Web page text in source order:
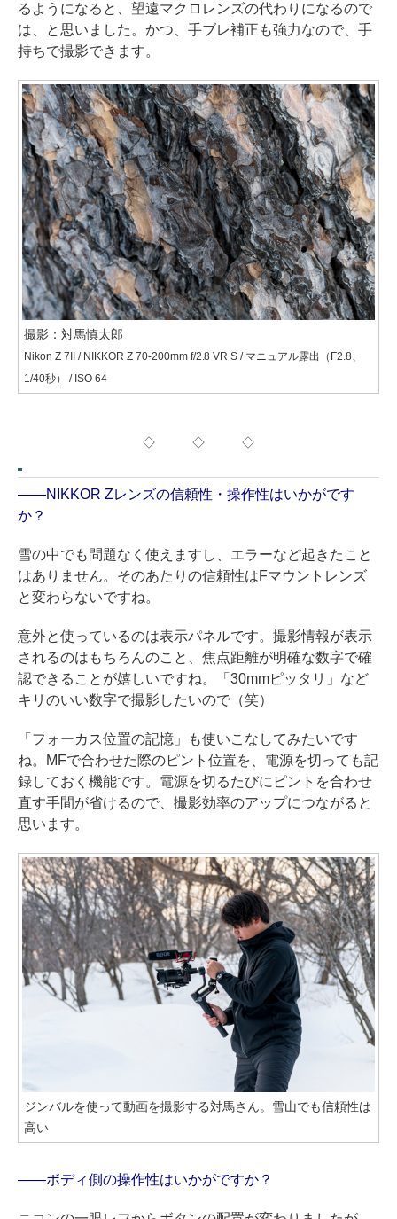
るようになると、望遠マクロレンズの代わりになるので
は、と思いました。かつ、手ブレ補正も強力なので、手
持ちで撮影できます。
撮影：対馬慎太郎
Nikon Z 7II / NIKKOR Z 70-200mm f/2.8 VR S / マニュアル露出（F2.8、
1/40秒） / ISO 64
◇ ◇ ◇
——NIKKOR Zレンズの信頼性・操作性はいかがです
か？
雪の中でも問題なく使えますし、エラーなど起きたこと
はありません。そのあたりの信頼性はFマウントレンズ
と変わらないですね。
意外と使っているのは表示パネルです。撮影情報が表示
されるのはもちろんのこと、焦点距離が明確な数字で確
認できることが嬉しいですね。「30mmピッタリ」など
キリのいい数字で撮影したいので（笑）
「フォーカス位置の記憶」も使いこなしてみたいです
ね。MFで合わせた際のピント位置を、電源を切っても記
録しておく機能です。電源を切るたびにピントを合わせ
直す手間が省けるので、撮影効率のアップにつながると
思います。
ジンバルを使って動画を撮影する対馬さん。雪山でも信頼性は
高い
——ボディ側の操作性はいかがですか？